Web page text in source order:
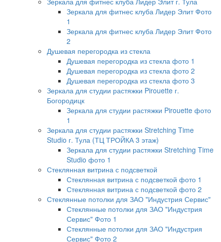
Зеркала для фитнес клуба Лидер Элит Фото
1
Зеркала для фитнес клуба Лидер Элит Фото
2
Душевая перегородка из стекла
Душевая перегородка из стекла фото 1
Душевая перегородка из стекла фото 2
Душевая перегородка из стекла фото 3
Зеркала для студии растяжки Pirouette г.
Богородицк
Зеркала для студии растяжки Pirouette фото
1
Зеркала для студии растяжки Stretching Time
Studio г. Тула (ТЦ ТРОЙКА 3 этаж)
Зеркала для студии растяжки Stretching Time
Studio фото 1
Стеклянная витрина с подсветкой
Стеклянная витрина с подсветкой фото 1
Стеклянная витрина с подсветкой фото 2
Стеклянные потолки для ЗАО "Индустрия Сервис"
Стеклянные потолки для ЗАО "Индустрия
Сервис" Фото 1
Стеклянные потолки для ЗАО "Индустрия
Сервис" Фото 2